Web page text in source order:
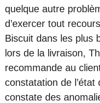
quelque autre
d’exercer tout
Biscuit dans les plus
lors de la livraison,
recommande au
constatation de l’état
constate des